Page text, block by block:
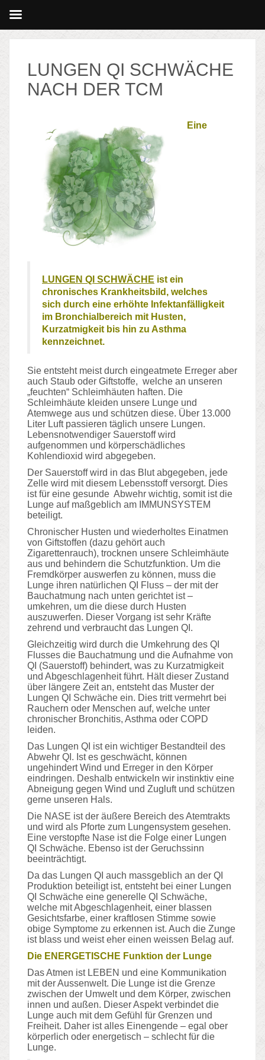
LUNGEN QI SCHWÄCHE
NACH DER TCM
Eine
LUNGEN QI SCHWÄCHE ist ein
chronisches Krankheitsbild, welches
sich durch eine erhöhte Infektanfälligkeit
im Bronchialbereich mit Husten,
Kurzatmigkeit bis hin zu Asthma
kennzeichnet.
Sie entsteht meist durch eingeatmete Erreger aber
auch Staub oder Giftstoffe, welche an unseren
„feuchten“ Schleimhäuten haften. Die
Schleimhäute kleiden unsere Lunge und
Atemwege aus und schützen diese. Über 13.000
Liter Luft passieren täglich unsere Lungen.
Lebensnotwendiger Sauerstoff wird
aufgenommen und körperschädliches
Kohlendioxid wird abgegeben.
Der Sauerstoff wird in das Blut abgegeben, jede
Zelle wird mit diesem Lebensstoff versorgt. Dies
ist für eine gesunde Abwehr wichtig, somit ist die
Lunge auf maßgeblich am IMMUNSYSTEM
beteiligt.
Chronischer Husten und wiederholtes Einatmen
von Giftstoffen (dazu gehört auch
Zigarettenrauch), trocknen unsere Schleimhäute
aus und behindern die Schutzfunktion. Um die
Fremdkörper auswerfen zu können, muss die
Lunge ihren natürlichen QI Fluss – der mit der
Bauchatmung nach unten gerichtet ist –
umkehren, um die diese durch Husten
auszuwerfen. Dieser Vorgang ist sehr Kräfte
zehrend und verbraucht das Lungen QI.
Gleichzeitig wird durch die Umkehrung des QI
Flusses die Bauchatmung und die Aufnahme von
QI (Sauerstoff) behindert, was zu Kurzatmigkeit
und Abgeschlagenheit führt. Hält dieser Zustand
über längere Zeit an, entsteht das Muster der
Lungen QI Schwäche ein. Dies tritt vermehrt bei
Rauchern oder Menschen auf, welche unter
chronischer Bronchitis, Asthma oder COPD
leiden.
Das Lungen QI ist ein wichtiger Bestandteil des
Abwehr QI. Ist es geschwächt, können
ungehindert Wind und Erreger in den Körper
eindringen. Deshalb entwickeln wir instinktiv eine
Abneigung gegen Wind und Zugluft und schützen
gerne unseren Hals.
Die NASE ist der äußere Bereich des Atemtrakts
und wird als Pforte zum Lungensystem gesehen.
Eine verstopfte Nase ist die Folge einer Lungen
QI Schwäche. Ebenso ist der Geruchssinn
beeinträchtigt.
Da das Lungen QI auch massgeblich an der QI
Produktion beteiligt ist, entsteht bei einer Lungen
QI Schwäche eine generelle QI Schwäche,
welche mit Abgeschlagenheit, einer blassen
Gesichtsfarbe, einer kraftlosen Stimme sowie
obige Symptome zu erkennen ist. Auch die Zunge
ist blass und weist eher einen weissen Belag auf.
Die ENERGETISCHE Funktion der Lunge
Das Atmen ist LEBEN und eine Kommunikation
mit der Aussenwelt. Die Lunge ist die Grenze
zwischen der Umwelt und dem Körper, zwischen
innen und außen. Dieser Aspekt verbindet die
Lunge auch mit dem Gefühl für Grenzen und
Freiheit. Daher ist alles Einengende – egal ober
körperlich oder energetisch – schlecht für die
Lunge.